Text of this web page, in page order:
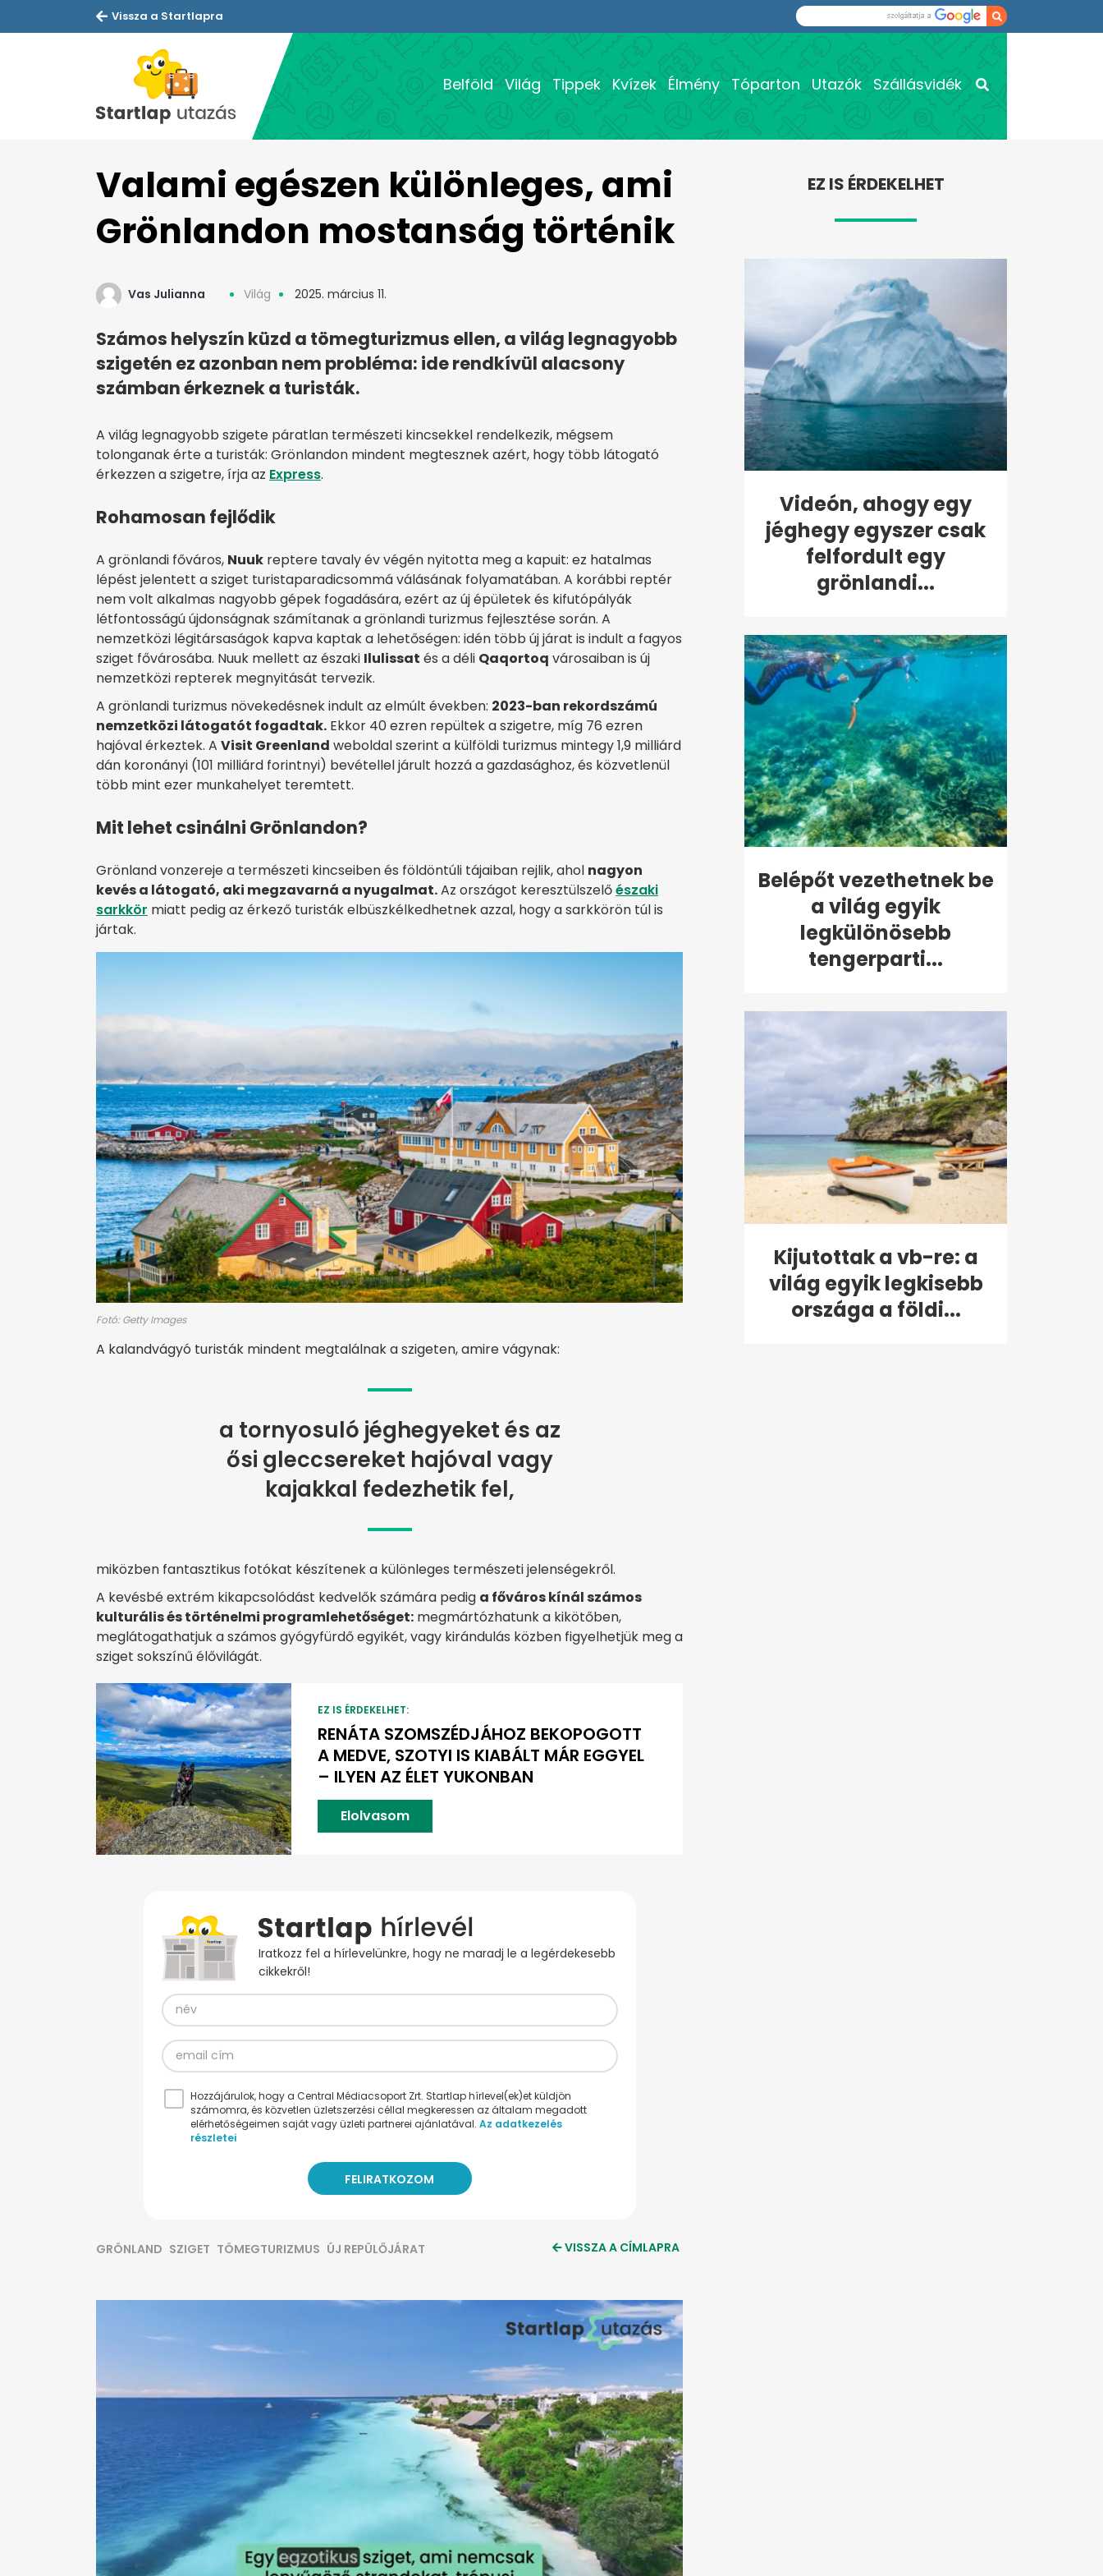
Vissza a Startlapra
Belföld Világ Tippek Kvízek Élmény Tóparton Utazók Szállásvidék
Valami egészen különleges, ami
Grönlandon mostanság történik
Vas Julianna Világ 2025. március 11.
Számos helyszín küzd a tömegturizmus ellen, a világ legnagyobb
szigetén ez azonban nem probléma: ide rendkívül alacsony
számban érkeznek a turisták.
A világ legnagyobb szigete páratlan természeti kincsekkel rendelkezik, mégsem
tolonganak érte a turisták: Grönlandon mindent megtesznek azért, hogy több látogató
érkezzen a szigetre, írja az Express.
Rohamosan fejlődik
A grönlandi főváros, Nuuk reptere tavaly év végén nyitotta meg a kapuit: ez hatalmas
lépést jelentett a sziget turistaparadicsommá válásának folyamatában. A korábbi reptér
nem volt alkalmas nagyobb gépek fogadására, ezért az új épületek és kifutópályák
létfontosságú újdonságnak számítanak a grönlandi turizmus fejlesztése során. A
nemzetközi légitársaságok kapva kaptak a lehetőségen: idén több új járat is indult a fagyos
sziget fővárosába. Nuuk mellett az északi Ilulissat és a déli Qaqortoq városaiban is új
nemzetközi repterek megnyitását tervezik.
A grönlandi turizmus növekedésnek indult az elmúlt években: 2023-ban rekordszámú
nemzetközi látogatót fogadtak. Ekkor 40 ezren repültek a szigetre, míg 76 ezren
hajóval érkeztek. A Visit Greenland weboldal szerint a külföldi turizmus mintegy 1,9 milliárd
dán koronányi (101 milliárd forintnyi) bevétellel járult hozzá a gazdasághoz, és közvetlenül
több mint ezer munkahelyet teremtett.
Mit lehet csinálni Grönlandon?
Grönland vonzereje a természeti kincseiben és földöntúli tájaiban rejlik, ahol nagyon
kevés a látogató, aki megzavarná a nyugalmat.Az országot keresztülszelőészaki
sarkkör miatt pedig az érkező turisták elbüszkélkedhetnek azzal, hogy a sarkkörön túl is
jártak.
Fotó: Getty Images
A kalandvágyó turisták mindent megtalálnak a szigeten, amire vágynak:
a tornyosuló jéghegyeket és az
ősi gleccsereket hajóval vagy
kajakkal fedezhetik fel,
miközben fantasztikus fotókat készítenek a különleges természeti jelenségekről.
A kevésbé extrém kikapcsolódást kedvelők számára pedig a főváros kínál számos
kulturális és történelmi programlehetőséget: megmártózhatunk a kikötőben,
meglátogathatjuk a számos gyógyfürdő egyikét, vagy kirándulás közben figyelhetjük meg a
sziget sokszínű élővilágát.
EZ IS ÉRDEKELHET:
RENÁTA SZOMSZÉDJÁHOZ BEKOPOGOTT
A MEDVE, SZOTYI IS KIABÁLT MÁR EGGYEL
– ILYEN AZ ÉLET YUKONBAN
Elolvasom
Iratkozz fel a hírlevelünkre, hogy ne maradj le a legérdekesebb
cikkekről!
Hozzájárulok, hogy a Central Médiacsoport Zrt. Startlap hírlevel(ek)et küldjön
számomra, és közvetlen üzletszerzési céllal megkeressen az általam megadott
elérhetőségeimen saját vagy üzleti partnerei ajánlatával. Az adatkezelés
részletei
GRÖNLAND SZIGET TÖMEGTURIZMUS ÚJ REPÜLŐJÁRAT VISSZA A CÍMLAPRA
EZ IS ÉRDEKELHET
Videón, ahogy egy
jéghegy egyszer csak
felfordult egy
grönlandi...
Belépőt vezethetnek be
a világ egyik
legkülönösebb
tengerparti...
Kijutottak a vb-re: a
világ egyik legkisebb
országa a földi...